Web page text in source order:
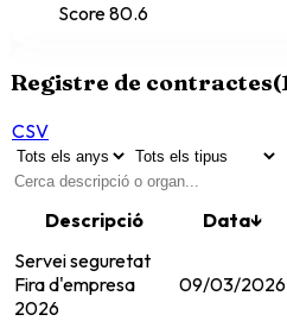
Score80.6
Registre de contractes(
CSV
Descripció Data↓
Servei seguretat
Fira d'empresa
2026
09/03/2026